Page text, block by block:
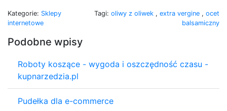
Kategorie: Sklepy
internetowe
Tagi: oliwy z oliwek , extra vergine , ocet
balsamiczny
Podobne wpisy
Roboty koszące - wygoda i oszczędność czasu -
kupnarzedzia.pl
Pudełka dla e-commerce